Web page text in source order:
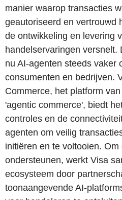
manier waarop transacties
geautoriseerd en vertrouwd
de ontwikkeling en levering
handelservaringen versnelt.
nu AI-agenten steeds vaker
consumenten en bedrijven.
Commerce, het platform
'agentic commerce', biedt
controles en de
agenten om veilig
initiëren en te voltooien.
ondersteunen, werkt Visa
ecosysteem door
toonaangevende AI-